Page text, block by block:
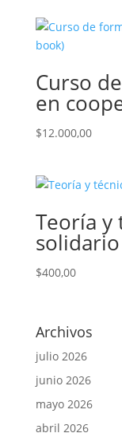
Curso
en
$12.000,00
Teoría y
solidario
$400,00
Archivos
julio 2026
junio 2026
mayo 2026
abril 2026